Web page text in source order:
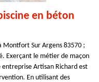
en béton
Montfort Sur Argens 83570 ;
Exerçant le métier de maçon
entreprise Artisan Richard est
En utilisant des